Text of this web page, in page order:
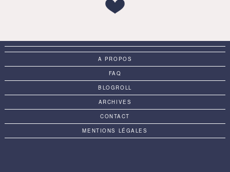
A PROPOS
FAQ
BLOGROLL
ARCHIVES
CONTACT
MENTIONS LÉGALES